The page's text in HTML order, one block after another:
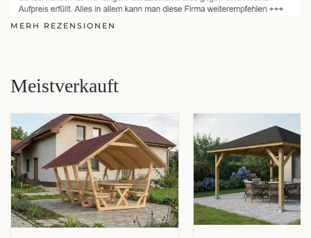
MERH REZENSIONEN
Meistverkauft